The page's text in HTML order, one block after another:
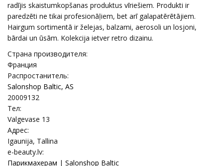
radījis skaistumkopšanas produktus vīriešiem. Produkti ir
paredzēti ne tikai profesionāļiem, bet arī galapatērētājiem.
Hairgum sortimentā ir želejas, balzami, aerosoli un losjoni,
bārdai un ūsām. Kolekcija ietver retro dizainu.
Страна производителя:
Франция
Распростанитель:
Salonshop Baltic, AS
20009132
Тел:
Valgevase 13
Адрес:
Igaunija, Tallina
e-beauty.lv:
Парикмахерам | Salonshop Baltic